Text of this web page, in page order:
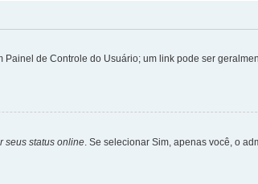
de Controle do Usuário; um link pode ser
seus status online . Se selecionar Sim, apenas você, o